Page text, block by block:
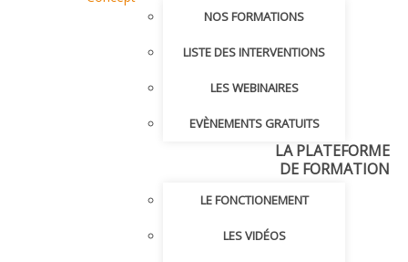
NOS FORMATIONS
LISTE DES INTERVENTIONS
LES WEBINAIRES
EVÈNEMENTS GRATUITS
LA PLATEFORME
DE FORMATION
LE FONCTIONEMENT
LES VIDÉOS